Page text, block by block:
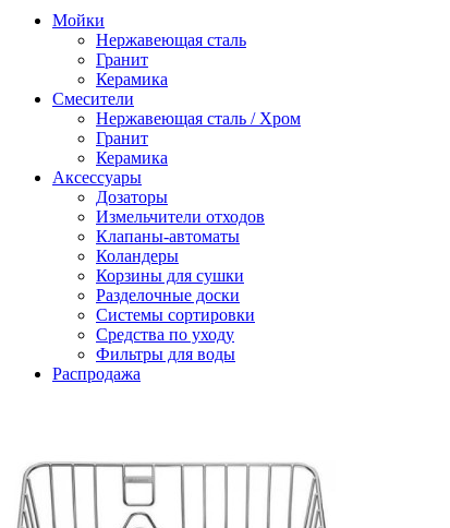
Мойки
Нержавеющая сталь
Гранит
Керамика
Смесители
Нержавеющая сталь / Хром
Гранит
Керамика
Аксессуары
Дозаторы
Измельчители отходов
Клапаны-автоматы
Коландеры
Корзины для сушки
Разделочные доски
Системы сортировки
Средства по уходу
Фильтры для воды
Распродажа